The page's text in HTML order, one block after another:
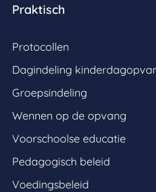
Praktisch
Protocollen
Dagindeling
Groepsindeling
Wennen op de opvang
Voorschoolse educatie
Pedagogisch beleid
Voedingsbeleid